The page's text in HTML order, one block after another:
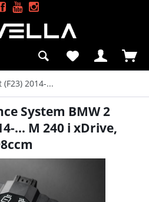
2014-...
System BMW 2
... M 240 i xDrive,